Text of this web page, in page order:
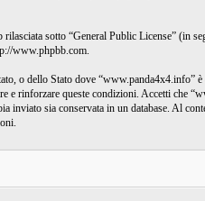
rilasciata sotto “General Public License” (in
www.phpbb.com.
o dello Stato dove “www.panda4x4.info”
e rinforzare queste condizioni. Accetti che
inviato sia conservata in un database. Al